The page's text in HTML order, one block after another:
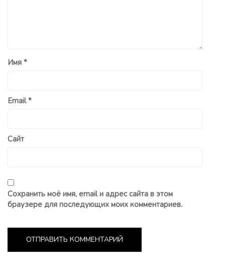
Имя *
Email*
Сайт
Сохранить моё имя, email и адрес сайта в этом
браузере для последующих моих комментариев.